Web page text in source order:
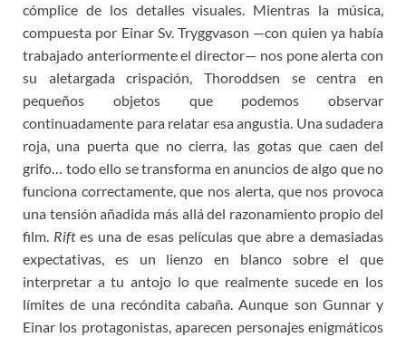
cómplice de los detalles visuales. Mientras la música,
compuesta por Einar Sv. Tryggvason —con quien ya había
trabajado anteriormente el director— nos pone alerta con
su aletargada crispación, Thoroddsen se centra en
pequeños objetos que podemos observar
continuadamente para relatar esa angustia. Una sudadera
roja, una puerta que no cierra, las gotas que caen del
grifo… todo ello se transforma en anuncios de algo que no
funciona correctamente, que nos alerta, que nos provoca
una tensión añadida más allá del razonamiento propio del
film. Riftes una de esas películas que abre a demasiadas
expectativas, es un lienzo en blanco sobre el que
interpretar a tu antojo lo que realmente sucede en los
límites de una recóndita cabaña. Aunque son Gunnar y
Einar los protagonistas, aparecen personajes enigmáticos